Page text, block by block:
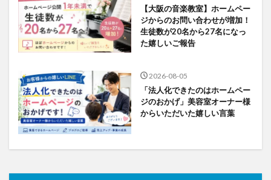
【大阪の音楽教室】ホームペー
ジからのお問い合わせが増加！
生徒数が20名から27名になっ
た嬉しいご報告
2026-08-05
「法人化できたのはホームペー
ジのおかげ」美容室オーナー様
からいただいた嬉しい言葉